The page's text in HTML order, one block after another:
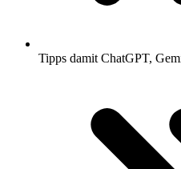
Tipps damit ChatGPT,